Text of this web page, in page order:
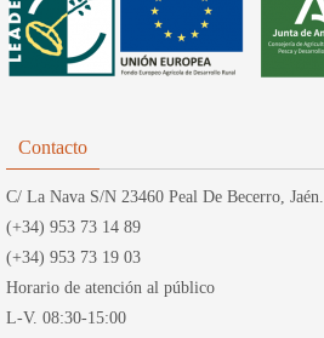
Contacto
C/ La Nava S/N 23460 Peal De Becerro, Jaén.
(+34) 953 73 14 89
(+34) 953 73 19 03
Horario de atención al público
L-V. 08:30-15:00